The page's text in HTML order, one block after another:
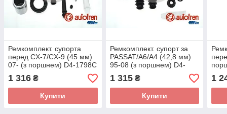
Ремкомплект. супорта
перед CX-7/CX-9 (45 мм)
07- (з поршнем) D4-1798C
(AUTOFREN SEINSA)
1 316 ₴
Купити
Ремкомплект. супорт за
PASSAT/A6/A4 (42,8 мм)
95-08 (з поршнем) D4-
1380C (AUTOFREN
SEINSA)
1 315₴
Купити
1